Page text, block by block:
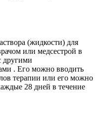
(жидкости) для
или медсестрой в
другими
. Его можно вводить
терапии или его можно
28 дней в течение